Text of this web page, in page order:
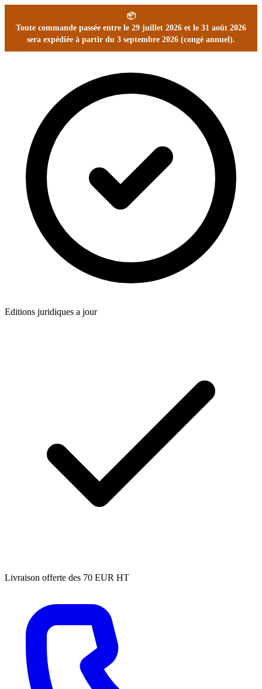
📦
Toute commande passée entre le 29 juillet 2026 et le 31 août 2026
sera expédiée à partir du 3 septembre 2026 (congé annuel).
Editions juridiques a jour
Livraison offerte des 70 EUR HT